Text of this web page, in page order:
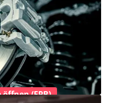
(EPB)